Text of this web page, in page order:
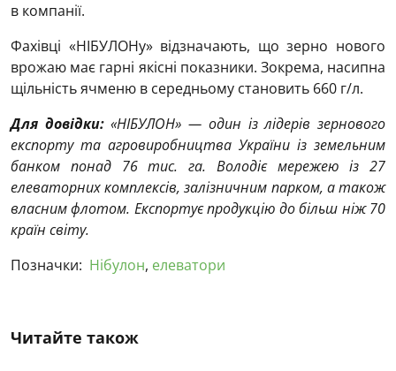
в компанії.
Фахівці «НІБУЛОНу» відзначають, що зерно нового
врожаю має гарні якісні показники. Зокрема, насипна
щільність ячменю в середньому становить 660 г/л.
Для довідки:«НІБУЛОН» — один із лідерів зернового
експорту та агровиробництва України із земельним
банком понад 76 тис. га. Володіє мережею із 27
елеваторних комплексів, залізничним парком, а також
власним флотом. Експортує продукцію до більш ніж 70
країн світу.
Позначки: Нібулон, елеватори
Читайте також